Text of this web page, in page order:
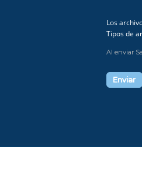
Los
Tipos de
Al enviar